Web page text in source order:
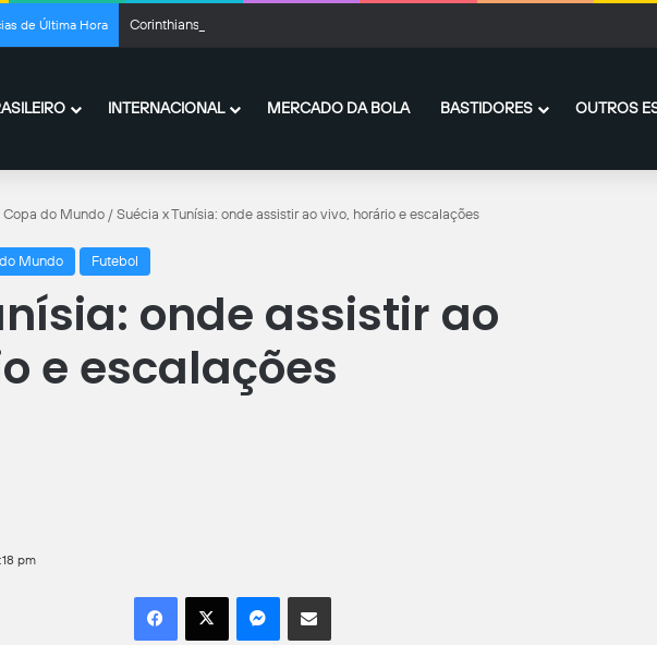
de Última Hora Corinthians aproveita falha bizarra de Volpi e vence o RB Bragantino no Brasileirão
INTERNACIONAL MERCADO DA BOLA BASTIDORES OUTROS
Copa do Mundo / Suécia x Tunísia: onde assistir ao vivo, horário e escalações
Mundo Futebol
onde assistir ao
e escalações
pm
Facebook
X MessengerCompartilhar por e-mail